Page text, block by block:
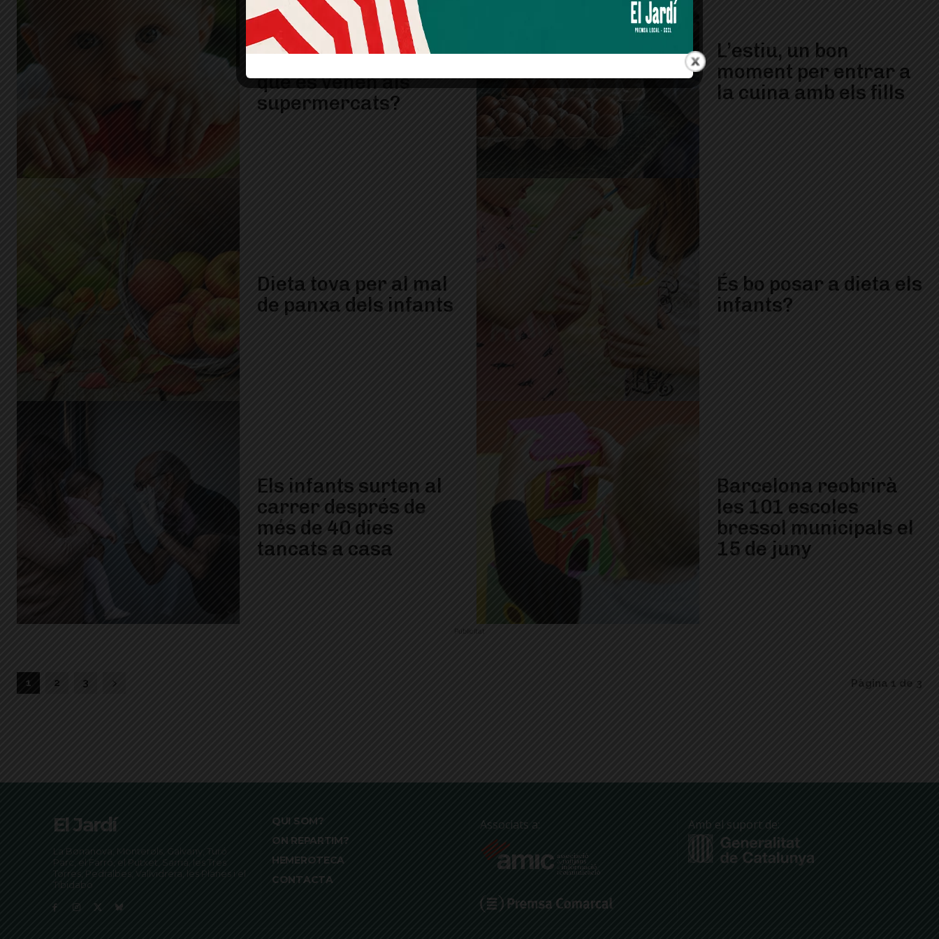
Els infants necessiten
els aliments especials
que es venen als
supermercats?
L’estiu, un bon
moment per entrar a
la cuina amb els fills
Dieta tova per al mal
de panxa dels infants
És bo posar a dieta els
infants?
Els infants surten al
carrer després de
més de 40 dies
tancats a casa
Barcelona reobrirà
les 101 escoles
bressol municipals el
15 de juny
Publicitat
1 2 3 Pàgina 1 de 3
El Jardí
La Bonanova, Monterols, Galvany, Turó
Parc, el Farró, el Putxet, Sarrià, les Tres
Torres, Pedralbes, Vallvidrera, les Planes i el
Tibidabo
QUI SOM?
ON REPARTIM?
HEMEROTECA
CONTACTA
Associats a: Amb el suport de: